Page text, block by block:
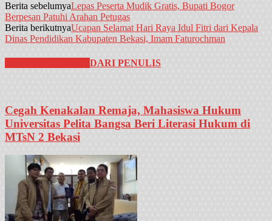
Berita sebelumyaLepas Peserta Mudik Gratis, Bupati Bogor
Berpesan Patuhi Arahan Petugas
Berita berikutnyaUcapan Selamat Hari Raya Idul Fitri dari Kepala
Dinas Pendidikan Kabupaten Bekasi, Imam Faturochman
DARI PENULIS
Cegah Kenakalan Remaja, Mahasiswa Hukum
Universitas Pelita Bangsa Beri Literasi Hukum di
MTsN 2 Bekasi